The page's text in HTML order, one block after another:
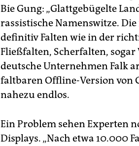
Bie Gung: „Glattgebügelte
rassistische Namenswitze.
definitiv Falten wie in der
Fließfalten, Scherfalten,
deutsche Unternehmen Falk
faltbaren Offline-Version von
nahezu endlos.
Ein Problem sehen Experten
Displays. „Nach etwa 10.000